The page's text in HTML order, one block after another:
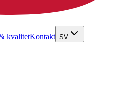
kvalitetKontakt SV